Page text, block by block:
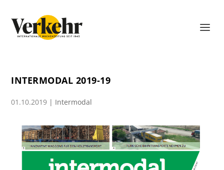
INTERMODAL 2019-19
01.10.2019 | Intermodal